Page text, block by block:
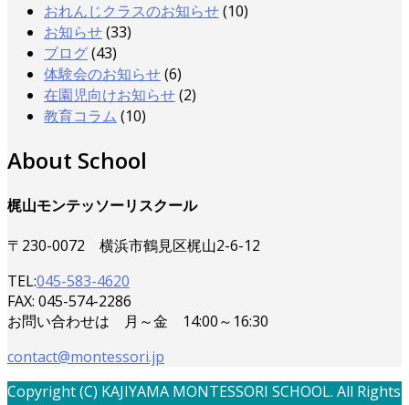
おれんじクラスのお知らせ(10)
お知らせ(33)
ブログ(43)
体験会のお知らせ(6)
在園児向けお知らせ(2)
教育コラム (10)
About School
梶山モンテッソーリスクール
〒230-0072 横浜市鶴見区梶山2-6-12
TEL:045-583-4620
FAX: 045-574-2286
お問い合わせは 月～金 14:00～16:30
contact@montessori.jp
Copyright (C) KAJIYAMA MONTESSORI SCHOOL. All Rights